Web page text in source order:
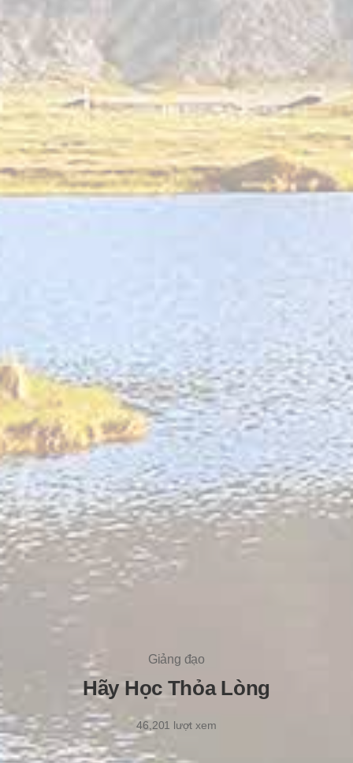
Giảng đạo
Hãy Học Thỏa Lòng
21/8/2020
46,201 lượt xem